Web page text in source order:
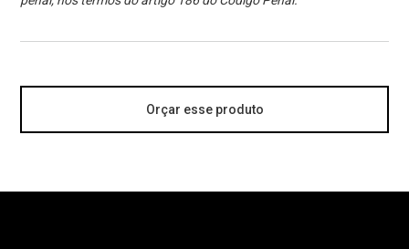
Orçar esse produto